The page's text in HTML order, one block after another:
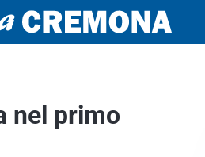
nel primo